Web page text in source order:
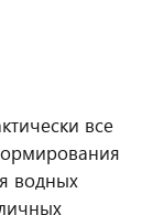
все
водных